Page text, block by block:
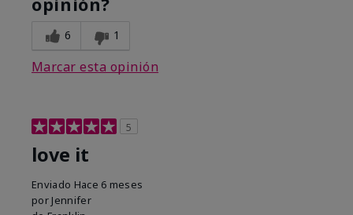
6 1
Marcar esta opinión
5
love it
Enviado Hace 6 meses
por Jennifer